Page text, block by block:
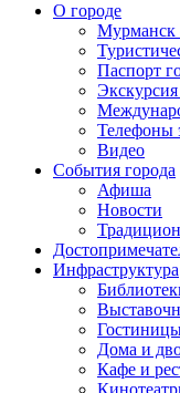
О городе
Мурманск
Паспорт
Телефоны
Видео
События города
Афиша
Новости
Инфраструктура
Дома и
Кафе и